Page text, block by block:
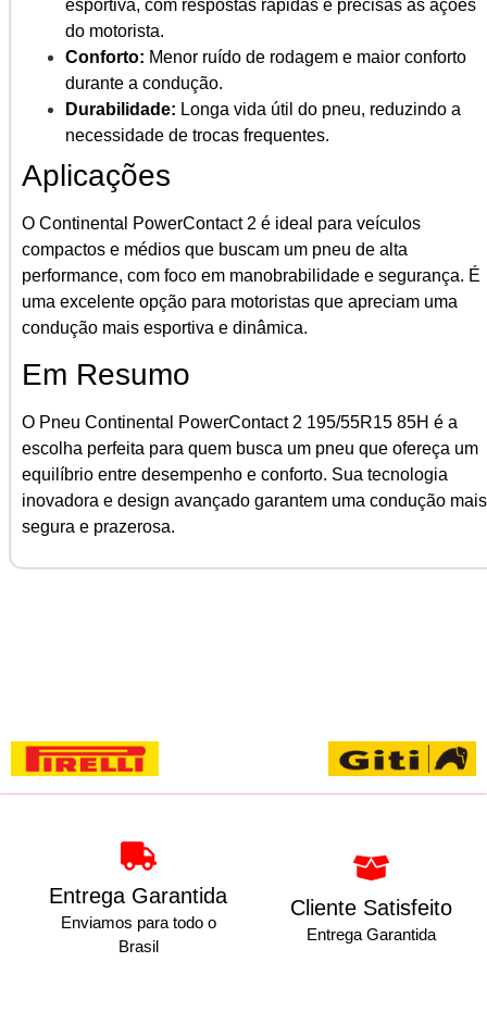
esportiva, com respostas rápidas e precisas às ações
do motorista.
Conforto: Menor ruído de rodagem e maior conforto
durante a condução.
Durabilidade: Longa vida útil do pneu, reduzindo a
necessidade de trocas frequentes.
Aplicações
O Continental PowerContact 2 é ideal para veículos
compactos e médios que buscam um pneu de alta
performance, com foco em manobrabilidade e segurança. É
uma excelente opção para motoristas que apreciam uma
condução mais esportiva e dinâmica.
Em Resumo
O Pneu Continental PowerContact 2 195/55R15 85H é a
escolha perfeita para quem busca um pneu que ofereça um
equilíbrio entre desempenho e conforto. Sua tecnologia
inovadora e design avançado garantem uma condução mais
segura e prazerosa.
Entrega Garantida
Enviamos para todo o
Brasil
Cliente Satisfeito
Entrega Garantida